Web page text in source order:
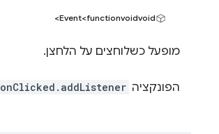
Event<functionvoidvoid>
מופעל כשלוחצים על הלחצן.
הפונקציה onClicked.addListener